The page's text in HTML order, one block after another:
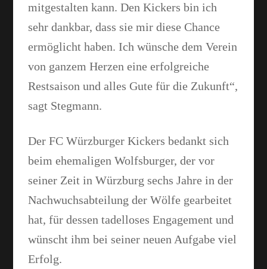
mitgestalten kann. Den Kickers bin ich
sehr dankbar, dass sie mir diese Chance
ermöglicht haben. Ich wünsche dem Verein
von ganzem Herzen eine erfolgreiche
Restsaison und alles Gute für die Zukunft“,
sagt Stegmann.
Der FC Würzburger Kickers bedankt sich
beim ehemaligen Wolfsburger, der vor
seiner Zeit in Würzburg sechs Jahre in der
Nachwuchsabteilung der Wölfe gearbeitet
hat, für dessen tadelloses Engagement und
wünscht ihm bei seiner neuen Aufgabe viel
Erfolg.